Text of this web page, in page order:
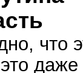
что
даже